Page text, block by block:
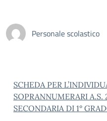
Personale scolastico
SCHEDA PER
SOPRANNUMERARI
SECONDARIA DI 1°